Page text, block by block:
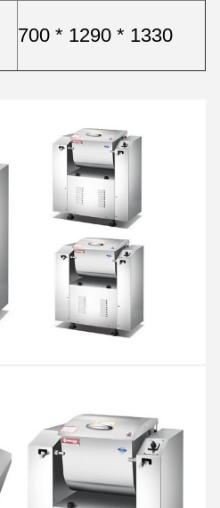
700 * 1290 * 1330